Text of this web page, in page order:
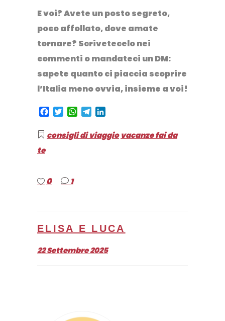
E voi? Avete un posto segreto,
poco affollato, dove amate
tornare? Scrivetecelo nei
commenti o mandateci un DM:
sapete quanto ci piaccia scoprire
l’Italia meno ovvia, insieme a voi!
Facebook
TwitterWhatsApp
Telegram
consigli di viaggio vacanze fai da
te
0 1
ELISA E LUCA
22 Settembre 2025